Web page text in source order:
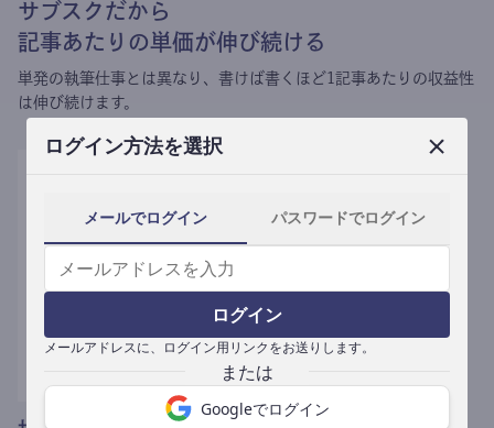
ログイン方法を選択
メールでログイン パスワードでログイン
ログイン
メールアドレスに、ログイン用リンクをお送りします。
Googleでログイン
サブスクだから
記事あたりの単価が伸び続ける
単発の執筆仕事とは異なり、 書けば書くほど1記事あたりの収益性
は伸び続けます。